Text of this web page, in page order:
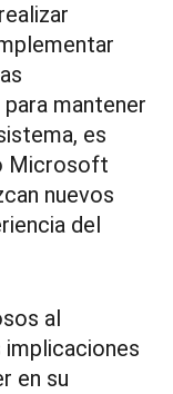
mantener
es
Microsoft
nuevos
del
al
implicaciones
en su